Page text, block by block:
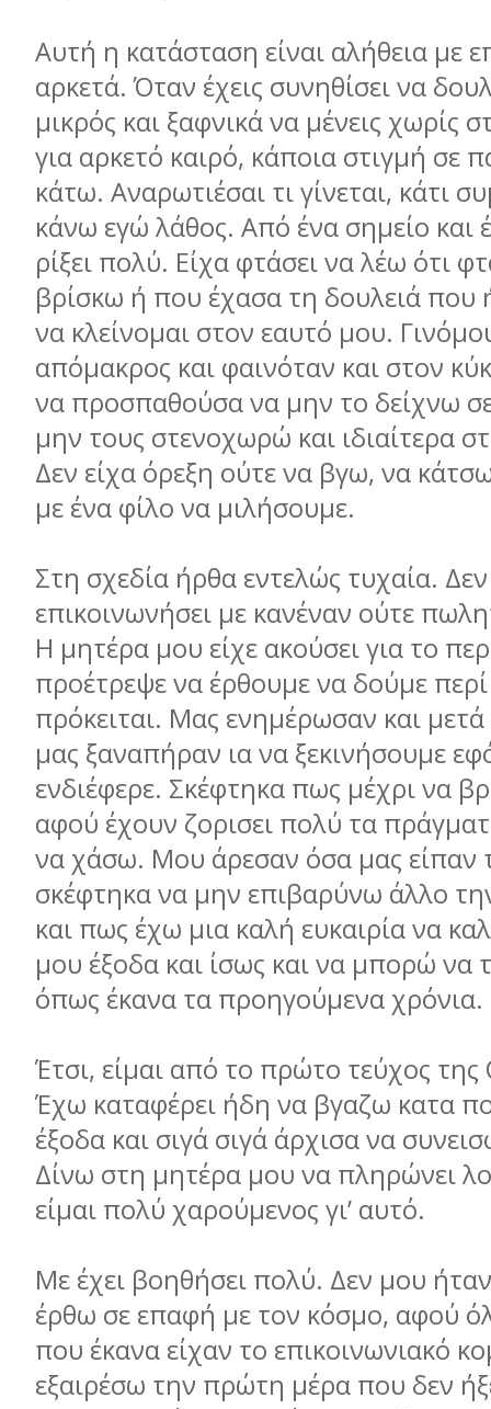
Αυτή η κατάσταση είναι αλήθεια με
αρκετά. Όταν έχεις συνηθίσει να
μικρός και ξαφνικά να μένεις χωρίς
για αρκετό καιρό, κάποια στιγμή σε
κάτω. Αναρωτιέσαι τι γίνεται, κάτι
κάνω εγώ λάθος. Από ένα σημείο και
ρίξει πολύ. Είχα φτάσει να λέω ότι
βρίσκω ή που έχασα τη δουλειά που
να κλείνομαι στον εαυτό μου.
απόμακρος και φαινόταν και στον
να προσπαθούσα να μην το δείχνω
μην τους στενοχωρώ και ιδιαίτερα
Δεν είχα όρεξη ούτε να βγω, να
με ένα φίλο να μιλήσουμε.
Στη σχεδία ήρθα εντελώς τυχαία. Δεν
επικοινωνήσει με κανέναν ούτε
Η μητέρα μου είχε ακούσει για το
προέτρεψε να έρθουμε να δούμε περί
πρόκειται. Μας ενημέρωσαν και
μας ξαναπήραν ια να ξεκινήσουμε
ενδιέφερε. Σκέφτηκα πως μέχρι να
αφού έχουν ζορισει πολύ τα
να χάσω. Μου άρεσαν όσα μας είπαν
σκέφτηκα να μην επιβαρύνω άλλο
και πως έχω μια καλή ευκαιρία να
μου έξοδα και ίσως και να μπορώ να
όπως έκανα τα προηγούμενα χρόνια.
Έτσι, είμαι από το πρώτο τεύχος της
Έχω καταφέρει ήδη να βγαζω κατα
έξοδα και σιγά σιγά άρχισα να
Δίνω στη μητέρα μου να πληρώνει
είμαι πολύ χαρούμενος γι’ αυτό.
Με έχει βοηθήσει πολύ. Δεν μου
έρθω σε επαφή με τον κόσμο, αφού
που έκανα είχαν το επικοινωνιακό
εξαιρέσω την πρώτη μέρα που δεν